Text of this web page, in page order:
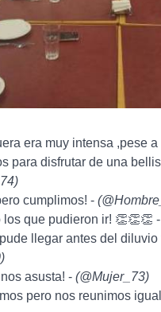
era muy intensa ,pese a
para disfrutar de una
)
cumplimos! - (
los que pudieron ir! 👏👏👏 -
llegar antes del
)
asusta! - (@Mujer_73)
pero nos reunimos